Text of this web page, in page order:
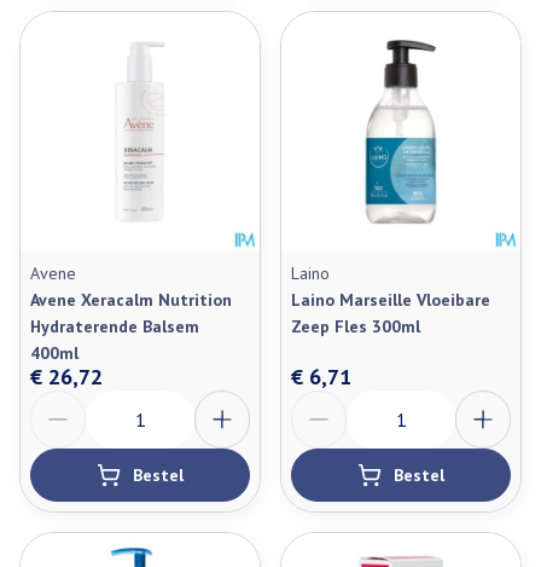
Avene
Avene Xeracalm Nutrition
Hydraterende Balsem
400ml
€ 26,72
Bestel
Laino
Laino Marseille Vloeibare
Zeep Fles 300ml
€ 6,71
Bestel